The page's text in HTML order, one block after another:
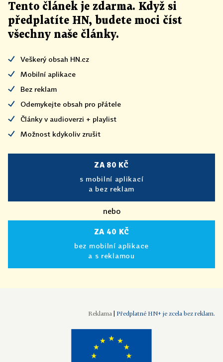
Tento článek je zdarma. Když si
předplatíte HN, budete moci číst
všechny naše články.
Veškerý obsah HN.cz
Mobilní aplikace
Bez reklam
Odemykejte obsah pro přátele
Články v audioverzi + playlist
Možnost kdykoliv zrušit
ZA 80 KČ
s mobilní aplikací
a bez reklam
nebo
ZA 40 KČ
bez mobilní aplikace
a s reklamou
| Předplatné HN+ je zcela bez reklam.